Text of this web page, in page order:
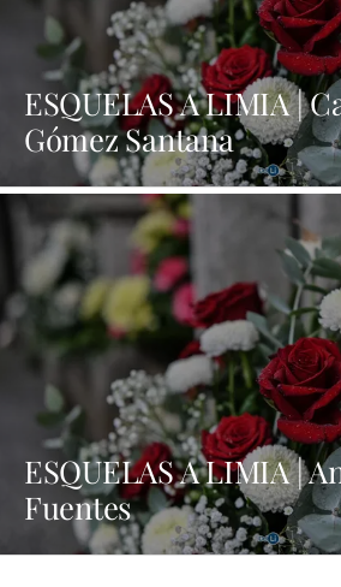
ESQUELAS A LIMIA |
Gómez Santana
ESQUELAS A LIMIA |
Fuentes